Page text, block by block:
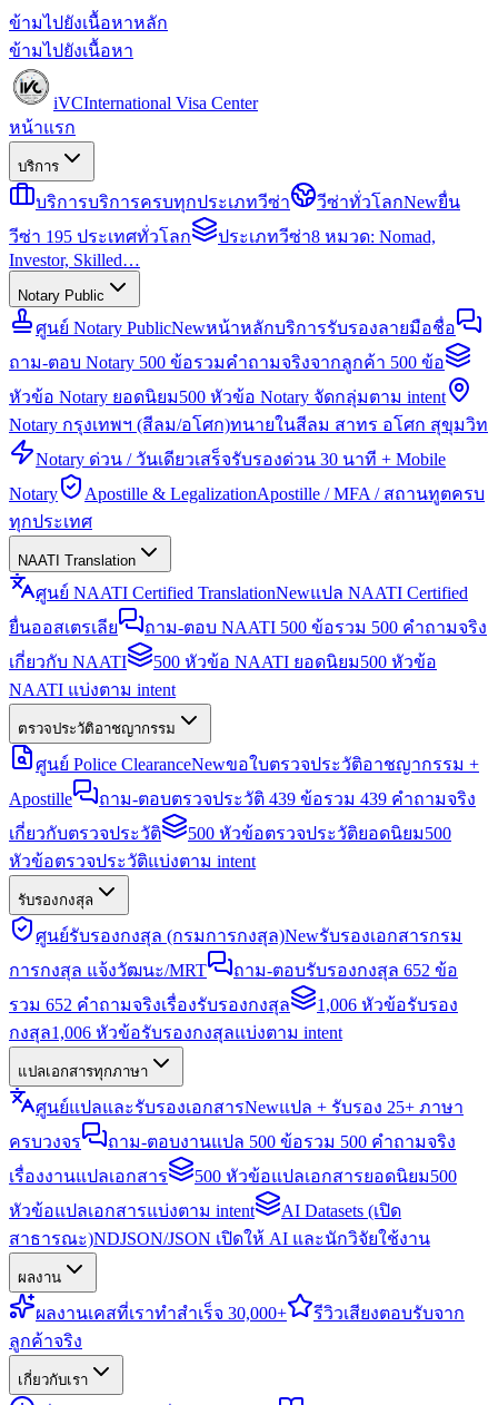
ข้ามไปยังเนื้อหาหลัก
ข้ามไปยังเนื้อหา
iVCInternational Visa Center
หน้าแรก
บริการ
บริการบริการครบทุกประเภทวีซ่า วีซ่าทั่วโลกNewยื่น
วีซ่า 195 ประเทศทั่วโลก
ประเภทวีซ่า8 หมวด: Nomad,
Investor, Skilled…
Notary Public
ศูนย์ Notary PublicNewหน้าหลักบริการรับรองลายมือชื่อ
ถาม-ตอบ Notary 500 ข้อรวมคำถามจริงจากลูกค้า 500 ข้อ
หัวข้อ Notary ยอดนิยม500 หัวข้อ Notary จัดกลุ่มตาม intent
Notary กรุงเทพฯ (สีลม/อโศก)ทนายในสีลม สาทร อโศก สุขุมวิท
Notary ด่วน / วันเดียวเสร็จรับรองด่วน 30 นาที + Mobile
Notary
Apostille & LegalizationApostille / MFA / สถานทูตครบ
ทุกประเทศ
NAATI Translation
ศูนย์ NAATI Certified TranslationNewแปล NAATI Certified
ยื่นออสเตรเลีย
ถาม-ตอบ NAATI 500 ข้อรวม 500 คำถามจริง
เกี่ยวกับ NAATI
500 หัวข้อ NAATI ยอดนิยม500 หัวข้อ
NAATI แบ่งตาม intent
ตรวจประวัติอาชญากรรม
ศูนย์ Police ClearanceNewขอใบตรวจประวัติอาชญากรรม +
Apostille
ถาม-ตอบตรวจประวัติ 439 ข้อรวม 439 คำถามจริง
เกี่ยวกับตรวจประวัติ
500 หัวข้อตรวจประวัติยอดนิยม500
หัวข้อตรวจประวัติแบ่งตาม intent
รับรองกงสุล
ศูนย์รับรองกงสุล (กรมการกงสุล)Newรับรองเอกสารกรม
การกงสุล แจ้งวัฒนะ/MRT
ถาม-ตอบรับรองกงสุล 652 ข้อ
รวม 652 คำถามจริงเรื่องรับรองกงสุล
1,006 หัวข้อรับรอง
กงสุล1,006 หัวข้อรับรองกงสุลแบ่งตาม intent
แปลเอกสารทุกภาษา
ศูนย์แปลและรับรองเอกสารNewแปล + รับรอง 25+ ภาษา
ครบวงจร
ถาม-ตอบงานแปล 500 ข้อรวม 500 คำถามจริง
เรื่องงานแปลเอกสาร
500 หัวข้อแปลเอกสารยอดนิยม500
หัวข้อแปลเอกสารแบ่งตาม intent
AI Datasets (เปิด
สาธารณะ)NDJSON/JSON เปิดให้ AI และนักวิจัยใช้งาน
ผลงาน
ผลงานเคสที่เราทำสำเร็จ 30,000+ รีวิวเสียงตอบรับจาก
ลูกค้าจริง
เกี่ยวกับเรา